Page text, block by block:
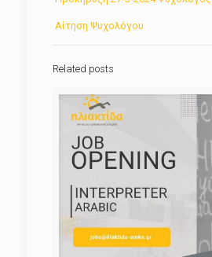
Αίτηση Ψυχολόγου
Related posts